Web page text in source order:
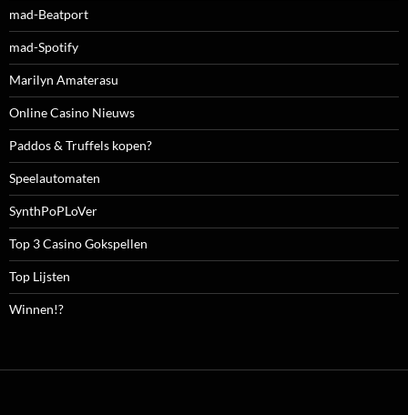
mad-Beatport
mad-Spotify
Marilyn Amaterasu
Online Casino Nieuws
Paddos & Truffels kopen?
Speelautomaten
SynthPoPLoVer
Top 3 Casino Gokspellen
Top Lijsten
Winnen!?